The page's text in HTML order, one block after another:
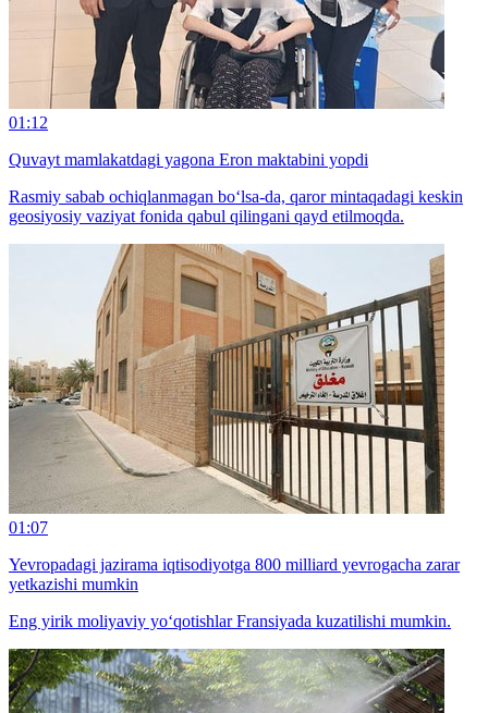
01:12
Quvayt mamlakatdagi yagona Eron maktabini yopdi
Rasmiy sabab ochiqlanmagan bo‘lsa-da, qaror mintaqadagi keskin
geosiyosiy vaziyat fonida qabul qilingani qayd etilmoqda.
01:07
Yevropadagi jazirama iqtisodiyotga 800 milliard yevrogacha zarar
yetkazishi mumkin
Eng yirik moliyaviy yo‘qotishlar Fransiyada kuzatilishi mumkin.